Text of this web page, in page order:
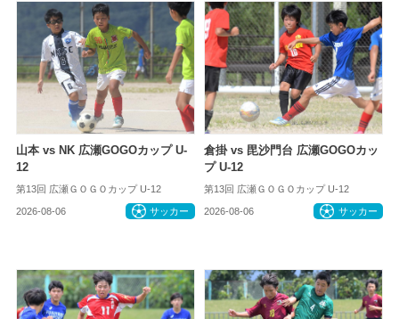
山本 vs NK 広瀬GOGOカップ U-
12
第13回 広瀬ＧＯＧＯカップ U-12
2026-08-06 サッカー
倉掛 vs 毘沙門台 広瀬GOGOカッ
プ U-12
第13回 広瀬ＧＯＧＯカップ U-12
2026-08-06 サッカー